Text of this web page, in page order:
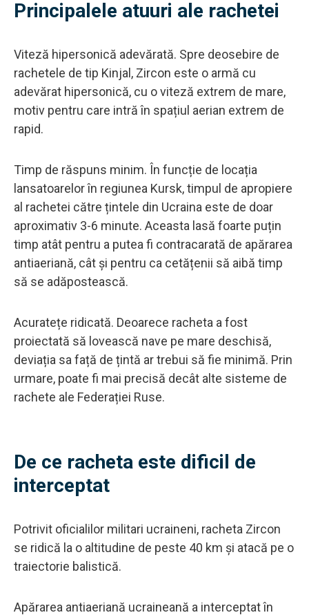
Principalele atuuri ale rachetei
Viteză hipersonică adevărată. Spre deosebire de
rachetele de tip Kinjal, Zircon este o armă cu
adevărat hipersonică, cu o viteză extrem de mare,
motiv pentru care intră în spațiul aerian extrem de
rapid.
Timp de răspuns minim. În funcție de locația
lansatoarelor în regiunea Kursk, timpul de apropiere
al rachetei către țintele din Ucraina este de doar
aproximativ 3-6 minute. Aceasta lasă foarte puțin
timp atât pentru a putea fi contracarată de apărarea
antiaeriană, cât și pentru ca cetățenii să aibă timp
să se adăpostească.
Acuratețe ridicată. Deoarece racheta a fost
proiectată să lovească nave pe mare deschisă,
deviația sa față de țintă ar trebui să fie minimă. Prin
urmare, poate fi mai precisă decât alte sisteme de
rachete ale Federației Ruse.
De ce racheta este dificil de
interceptat
Potrivit oficialilor militari ucraineni, racheta Zircon
se ridică la o altitudine de peste 40 km și atacă pe o
traiectorie balistică.
Apărarea antiaeriană ucraineană a interceptat în